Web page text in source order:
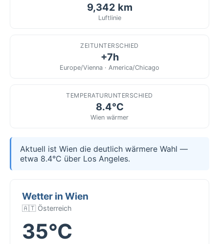
9,342 km
Luftlinie
ZEITUNTERSCHIED
+7h
Europe/Vienna · America/Chicago
TEMPERATURUNTERSCHIED
8.4°C
Wien wärmer
Aktuell ist Wien die deutlich wärmere Wahl —
etwa 8.4°C über Los Angeles.
Wetter in Wien
🇦🇹 Österreich
35°C